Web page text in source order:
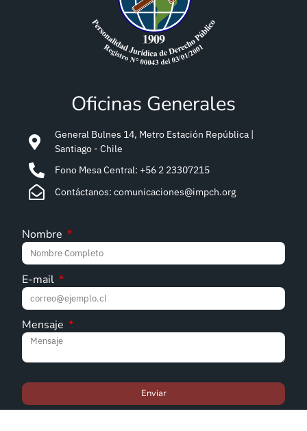
Oficinas Generales
General Bulnes 14, Metro Estación República |
Santiago - Chile
Fono Mesa Central: +56 2 23307215
Contáctanos: comunicaciones@impch.org
Nombre
E-mail
Mensaje
Enviar